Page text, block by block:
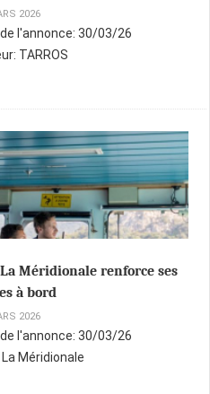
2026
l'annonce: 30/03/26
TARROS
Méridionale renforce ses
à bord
2026
l'annonce: 30/03/26
La Méridionale